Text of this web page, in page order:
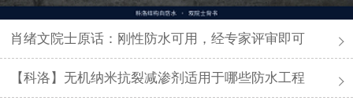
肖绪文院士原话：刚性防水可用，经专家评审即可
【科洛】无机纳米抗裂减渗剂适用于哪些防水工程